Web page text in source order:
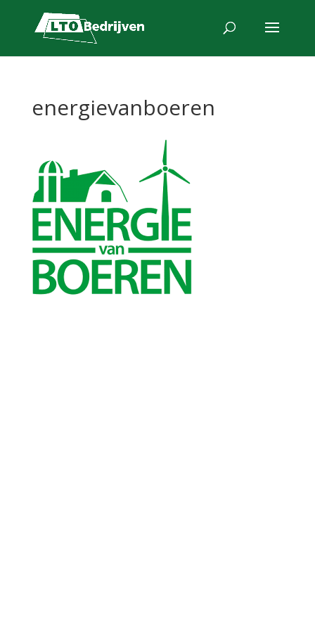
energievanboeren